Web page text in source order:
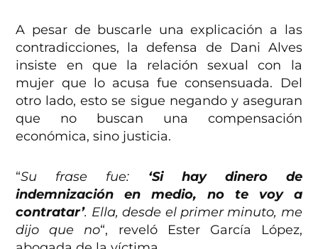
A pesar de buscarle una explicación a las
contradicciones, la defensa de Dani Alves
insiste en que la relación sexual con la
mujer que lo acusa fue consensuada. Del
otro lado, esto se sigue negando y aseguran
que no buscan una compensación
económica, sino justicia.
“Su frase fue: ‘Si hay dinero de
indemnización en medio, no te voy a
contratar’. Ella, desde el primer minuto, me
dijo que no“, reveló Ester García López,